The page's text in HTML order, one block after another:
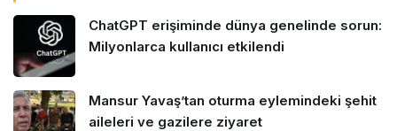
ChatGPT erişiminde dünya genelinde sorun:
Milyonlarca kullanıcı etkilendi
Mansur Yavaş’tan oturma eylemindeki şehit
aileleri ve gazilere ziyaret